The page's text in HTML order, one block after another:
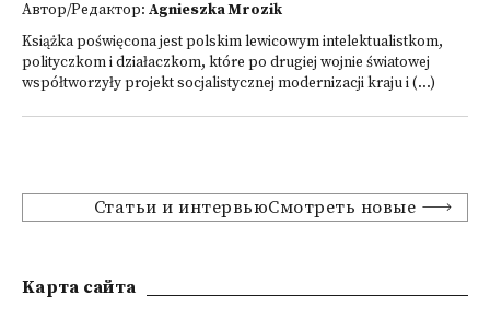
Автор/Редактор: Agnieszka Mrozik
Książka poświęcona jest polskim lewicowym intelektualistkom,
polityczkom i działaczkom, które po drugiej wojnie światowej
współtworzyły projekt socjalistycznej modernizacji kraju i (...)
Статьи и интервьюСмотреть новые
Kарта сайта